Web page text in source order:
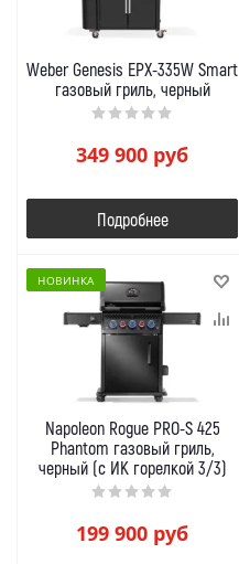
Weber Genesis EPX-335W Smart
газовый гриль, черный
349 900 руб
Подробнее
НОВИНКА
Napoleon Rogue PRO-S 425
Phantom газовый гриль,
черный (с ИК горелкой 3/3)
199 900 руб